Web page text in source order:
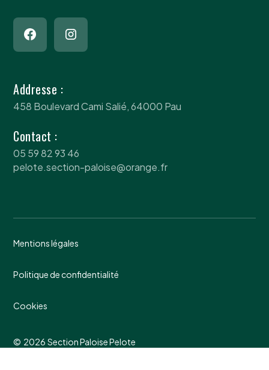
Addresse :
458 Boulevard Cami Salié, 64000 Pau
Contact :
05 59 82 93 46
pelote.section-paloise@orange.fr
© 2026 Section Paloise Pelote
Mentions légales
Politique de confidentialité
Cookies